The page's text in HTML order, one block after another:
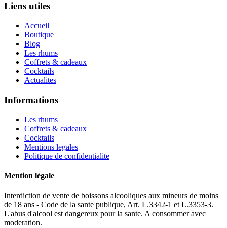
Liens utiles
Accueil
Boutique
Blog
Les rhums
Coffrets & cadeaux
Cocktails
Actualites
Informations
Les rhums
Coffrets & cadeaux
Cocktails
Mentions legales
Politique de confidentialite
Mention légale
Interdiction de vente de boissons alcooliques aux mineurs de moins
de 18 ans - Code de la sante publique, Art. L.3342-1 et L.3353-3.
L'abus d'alcool est dangereux pour la sante. A consommer avec
moderation.